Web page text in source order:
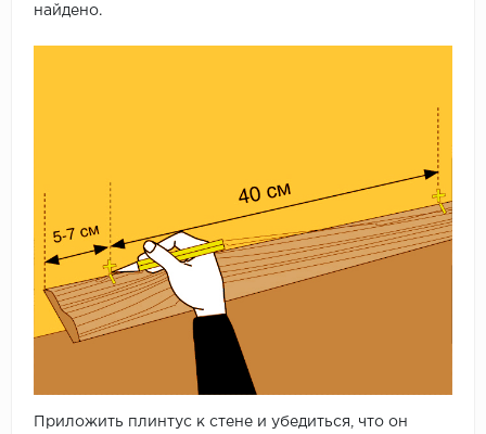
найдено.
Приложить плинтус к стене и убедиться, что он